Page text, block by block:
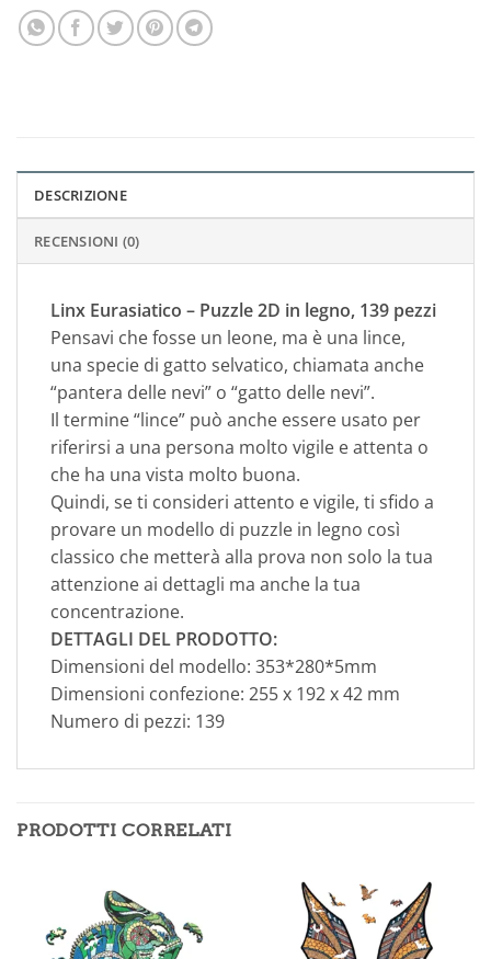
DESCRIZIONE
RECENSIONI (0)
Linx Eurasiatico – Puzzle 2D in legno, 139 pezzi
Pensavi che fosse un leone, ma è una lince,
una specie di gatto selvatico, chiamata anche
“pantera delle nevi” o “gatto delle nevi”.
Il termine “lince” può anche essere usato per
riferirsi a una persona molto vigile e attenta o
che ha una vista molto buona.
Quindi, se ti consideri attento e vigile, ti sfido a
provare un modello di puzzle in legno così
classico che metterà alla prova non solo la tua
attenzione ai dettagli ma anche la tua
concentrazione.
DETTAGLI DEL PRODOTTO:
Dimensioni del modello: 353*280*5mm
Dimensioni confezione: 255 x 192 x 42 mm
Numero di pezzi: 139
PRODOTTI CORRELATI